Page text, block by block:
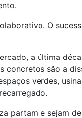
O
a última
são a
verdes,
partam e sejam